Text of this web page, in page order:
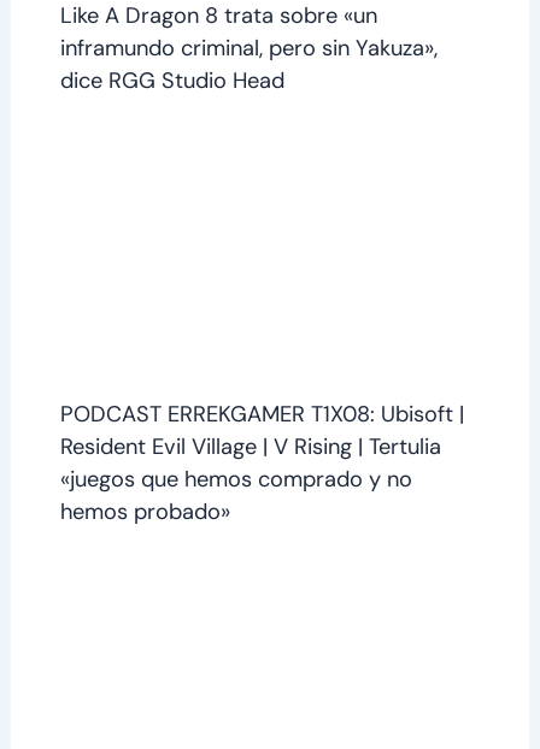
Like A Dragon 8 trata sobre «un
inframundo criminal, pero sin Yakuza»,
dice RGG Studio Head
PODCAST ERREKGAMER T1X08: Ubisoft |
Resident Evil Village | V Rising | Tertulia
«juegos que hemos comprado y no
hemos probado»